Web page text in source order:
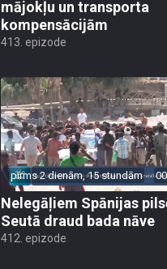
mājokļu un transporta
kompensācijām
413. epizode
pirms 2 dienām, 15 stundām
Nelegāļiem Spānijas
Seutā draud bada nāve
412. epizode